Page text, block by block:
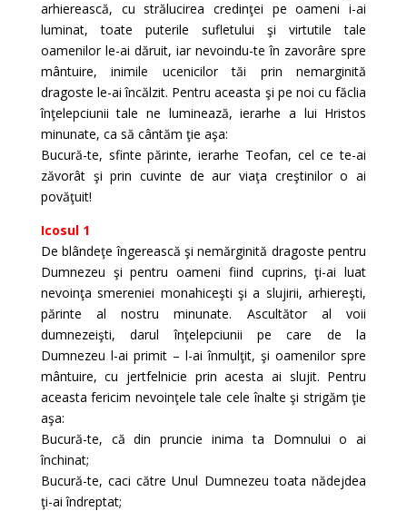
arhierească, cu strălucirea credinţei pe oameni i-ai
luminat, toate puterile sufletului şi virtutile tale
oamenilor le-ai dăruit, iar nevoindu-te în zavorâre spre
mântuire, inimile ucenicilor tăi prin nemarginită
dragoste le-ai încălzit. Pentru aceasta şi pe noi cu făclia
înţelepciunii tale ne luminează, ierarhe a lui Hristos
minunate, ca să cântăm ţie aşa:
Bucură-te, sfinte părinte, ierarhe Teofan, cel ce te-ai
zăvorât şi prin cuvinte de aur viaţa creştinilor o ai
povăţuit!
Icosul 1
De blândeţe îngerească şi nemărginită dragoste pentru
Dumnezeu şi pentru oameni fiind cuprins, ţi-ai luat
nevoinţa smereniei monahiceşti şi a slujirii, arhiereşti,
părinte al nostru minunate. Ascultător al voii
dumnezeişti, darul înţelepciunii pe care de la
Dumnezeu l-ai primit – l-ai înmulţit, şi oamenilor spre
mântuire, cu jertfelnicie prin acesta ai slujit. Pentru
aceasta fericim nevoinţele tale cele înalte şi strigăm ţie
aşa:
Bucură-te, că din pruncie inima ta Domnului o ai
închinat;
Bucură-te, caci către Unul Dumnezeu toata nădejdea
ţi-ai îndreptat;